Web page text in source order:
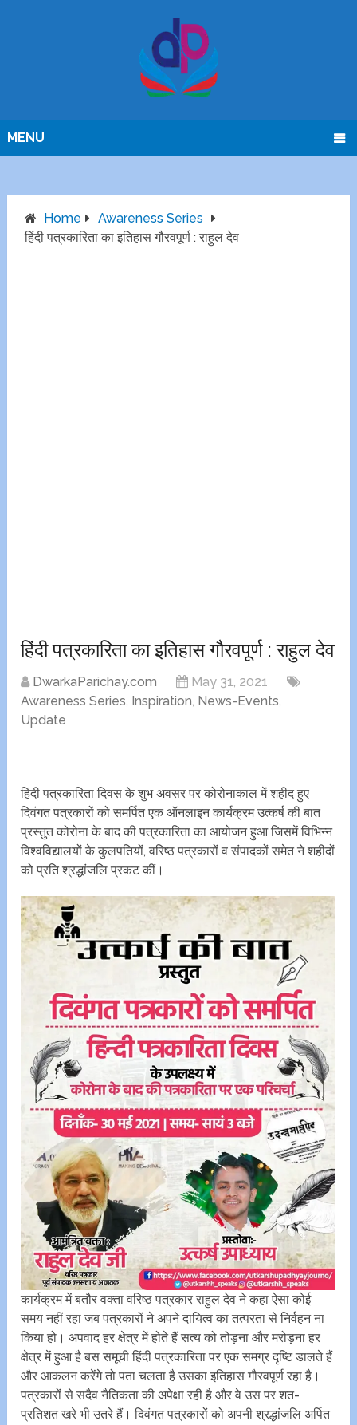
MENU
Home
Awareness Series
हिंदी पत्रकारिता का इतिहास गौरवपूर्ण : राहुल देव
हिंदी पत्रकारिता का इतिहास गौरवपूर्ण : राहुल देव
DwarkaParichay.com
May 31, 2021
Awareness Series, Inspiration, News-Events,
Update
हिंदी पत्रकारिता दिवस के शुभ अवसर पर कोरोनाकाल में शहीद हुए
दिवंगत पत्रकारों को समर्पित एक ऑनलाइन कार्यक्रम उत्कर्ष की बात
प्रस्तुत कोरोना के बाद की पत्रकारिता का आयोजन हुआ जिसमें विभिन्न
विश्वविद्यालयों के कुलपतियों, वरिष्ठ पत्रकारों व संपादकों समेत ने शहीदों
को प्रति श्रद्धांजलि प्रकट कीं।
कार्यक्रम में बतौर वक्ता वरिष्ठ पत्रकार राहुल देव ने कहा ऐसा कोई
समय नहीं रहा जब पत्रकारों ने अपने दायित्व का तत्परता से निर्वहन ना
किया हो। अपवाद हर क्षेत्र में होते हैं सत्य को तोड़ना और मरोड़ना हर
क्षेत्र में हुआ है बस समूची हिंदी पत्रकारिता पर एक समग्र दृष्टि डालते हैं
और आकलन करेंगे तो पता चलता है उसका इतिहास गौरवपूर्ण रहा है।
पत्रकारों से सदैव नैतिकता की अपेक्षा रही है और वे उस पर शत-
प्रतिशत खरे भी उतरे हैं। दिवंगत पत्रकारों को अपनी श्रद्धांजलि अर्पित